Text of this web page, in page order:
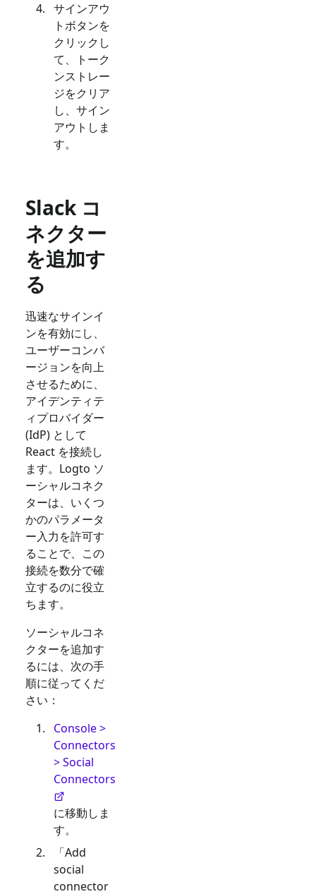
サインアウ
トボタンを
クリックし
て、トーク
ンストレー
ジをクリア
し、サイン
アウトしま
す。
Slack コ
ネクター
を追加す
る
迅速なサインイ
ンを有効にし、
ユーザーコンバ
ージョンを向上
させるために、
アイデンティテ
ィプロバイダー
(IdP) として
React を接続し
ます。Logto ソ
ーシャルコネク
ターは、いくつ
かのパラメータ
ー入力を許可す
ることで、この
接続を数分で確
立するのに役立
ちます。
ソーシャルコネ
クターを追加す
るには、次の手
順に従ってくだ
さい：
Console >
Connectors
> Social
Connectors
に移動しま
す。
「Add
social
connector